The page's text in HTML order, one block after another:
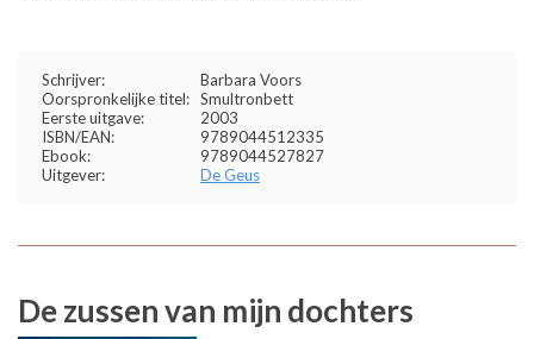
Schrijver:
Barbara Voors
Oorspronkelijke titel: Smultronbett
Eerste uitgave:
2003
ISBN/EAN:
9789044512335
Ebook:
9789044527827
Uitgever:
De Geus
De zussen van mijn dochters